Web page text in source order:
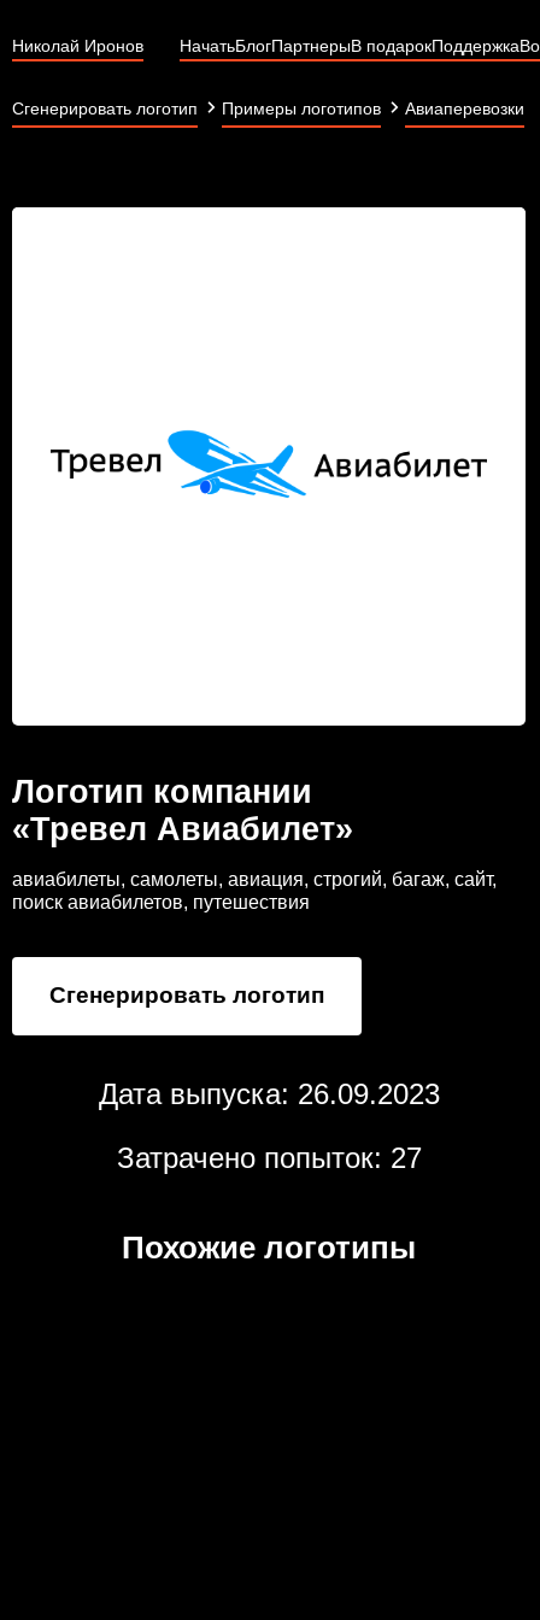
Николай Иронов НачатьБлогПартнерыВ подарокПоддержка
Сгенерировать логотип Примеры логотипов Авиаперевозки
Логотип компании
«Тревел Авиабилет»
авиабилеты, самолеты, авиация, строгий, багаж, сайт,
поиск авиабилетов, путешествия
Сгенерировать логотип
Дата выпуска: 26.09.2023
Затрачено попыток: 27
Похожие логотипы